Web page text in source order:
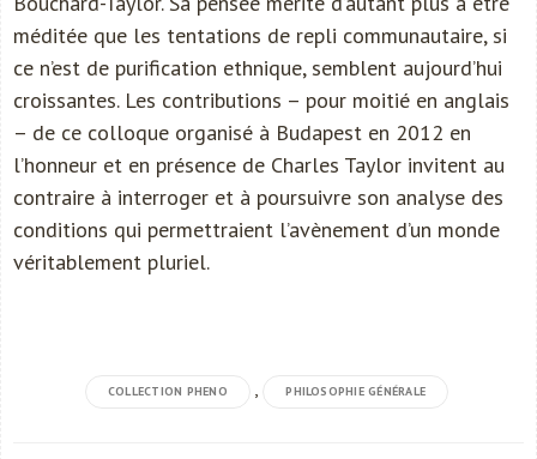
méditée que les tentations de repli communautaire, si
ce n’est de purification ethnique, semblent aujourd’hui
croissantes. Les contributions – pour moitié en anglais
– de ce colloque organisé à Budapest en 2012 en
l’honneur et en présence de Charles Taylor invitent au
contraire à interroger et à poursuivre son analyse des
conditions qui permettraient l’avènement d’un monde
véritablement pluriel.
COLLECTION PHENO PHILOSOPHIE GÉNÉRALE